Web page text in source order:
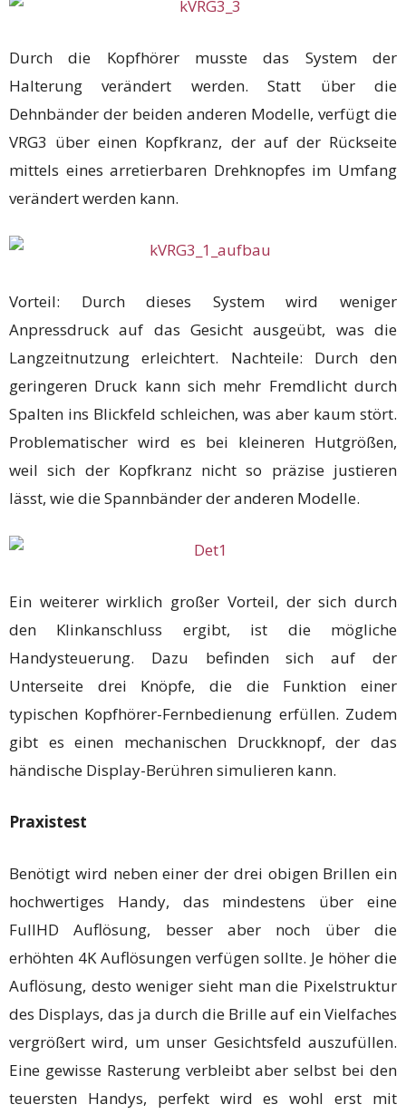
Durch die Kopfhörer musste das System der
Halterung verändert werden. Statt über die
Dehnbänder der beiden anderen Modelle, verfügt die
VRG3 über einen Kopfkranz, der auf der Rückseite
mittels eines arretierbaren Drehknopfes im Umfang
verändert werden kann.
Vorteil: Durch dieses System wird weniger
Anpressdruck auf das Gesicht ausgeübt, was die
Langzeitnutzung erleichtert. Nachteile: Durch den
geringeren Druck kann sich mehr Fremdlicht durch
Spalten ins Blickfeld schleichen, was aber kaum stört.
Problematischer wird es bei kleineren Hutgrößen,
weil sich der Kopfkranz nicht so präzise justieren
lässt, wie die Spannbänder der anderen Modelle.
Ein weiterer wirklich großer Vorteil, der sich durch
den Klinkanschluss ergibt, ist die mögliche
Handysteuerung. Dazu befinden sich auf der
Unterseite drei Knöpfe, die die Funktion einer
typischen Kopfhörer-Fernbedienung erfüllen. Zudem
gibt es einen mechanischen Druckknopf, der das
händische Display-Berühren simulieren kann.
Praxistest
Benötigt wird neben einer der drei obigen Brillen ein
hochwertiges Handy, das mindestens über eine
FullHD Auflösung, besser aber noch über die
erhöhten 4K Auflösungen verfügen sollte. Je höher die
Auflösung, desto weniger sieht man die Pixelstruktur
des Displays, das ja durch die Brille auf ein Vielfaches
vergrößert wird, um unser Gesichtsfeld auszufüllen.
Eine gewisse Rasterung verbleibt aber selbst bei den
teuersten Handys, perfekt wird es wohl erst mit